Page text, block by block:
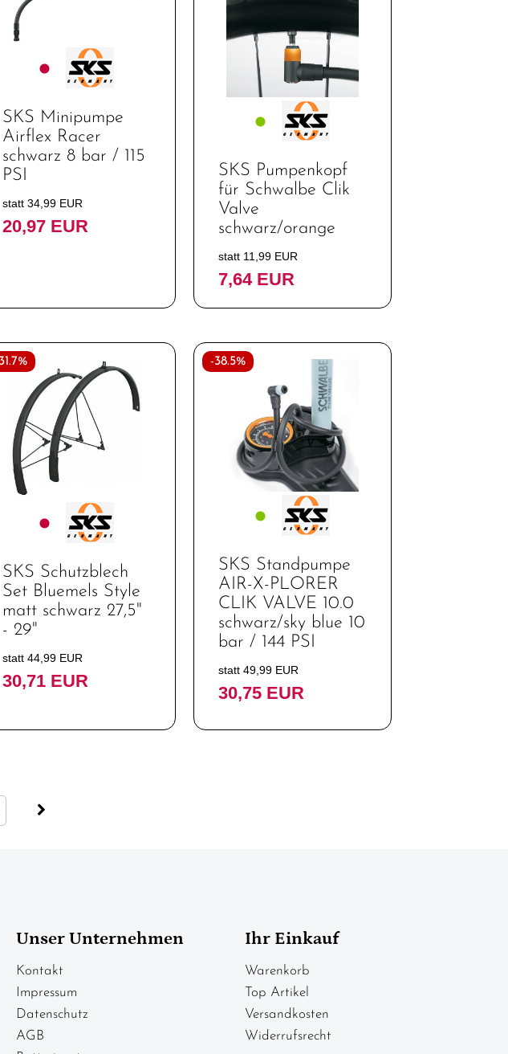
SKS Minipumpe
Airflex Racer
schwarz 8 bar / 115
PSI
statt 34,99 EUR
20,97 EUR
SKS Pumpenkopf
für Schwalbe Clik
Valve
schwarz/orange
statt 11,99 EUR
7,64 EUR
SKS Schutzblech
Set Bluemels Style
matt schwarz 27,5"
- 29"
statt 44,99 EUR
30,71 EUR
-38.5%
SKS Standpumpe
AIR-X-PLORER
CLIK VALVE 10.0
schwarz/sky blue 10
bar / 144 PSI
statt 49,99 EUR
30,75 EUR
Unser Unternehmen
Kontakt
Impressum
Datenschutz
AGB
Ihr Einkauf
Warenkorb
Top Artikel
Versandkosten
Widerrufsrecht